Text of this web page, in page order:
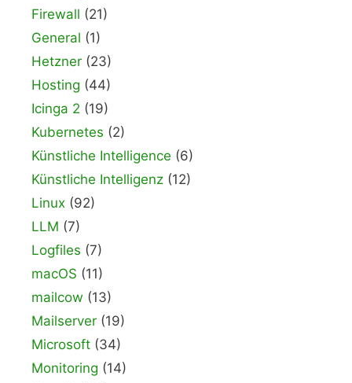
Firewall (21)
General (1)
Hetzner (23)
Hosting (44)
Icinga 2 (19)
Kubernetes (2)
Künstliche Intelligence (6)
Künstliche Intelligenz (12)
Linux (92)
LLM (7)
Logfiles (7)
macOS (11)
mailcow (13)
Mailserver (19)
Microsoft (34)
Monitoring (14)